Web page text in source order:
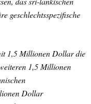
geschlechtsspezifische
1,5 Millionen Dollar die
1,5 Millionen
Dollar